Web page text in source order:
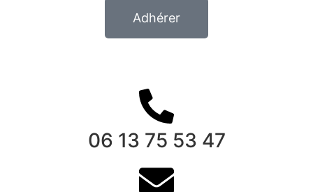
Adhérer
06 13 75 53 47